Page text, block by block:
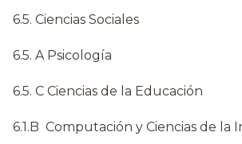
6.5. Ciencias Sociales
6.5. A Psicología
6.5. C Ciencias de la Educación
6.1.B Computación y Ciencias de la